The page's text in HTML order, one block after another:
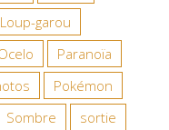
Loup-garou
Paranoïa
Pokémon
Sombre sortie